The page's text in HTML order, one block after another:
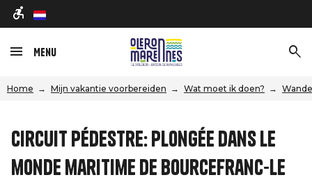
nl
Menu
Home Mijn vakantie voorbereiden Wat moet ik doen?
Circuit pédestre: Plongée dans le
monde maritime de Bourcefranc-Le